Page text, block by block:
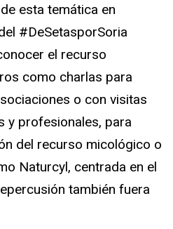
esta temática en
#DeSetasporSoria
el recurso
como charlas para
o con visitas
y profesionales, para
del recurso micológico o
Naturcyl, centrada en el
también fuera